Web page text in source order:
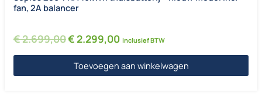
fan, 2A balancer
€2.699,00Oorspronkelijke prijs was: € 2.699,00.
€2.299,00Huidige prijs is: € 2.299,00.
inclusief BTW
Toevoegen aan winkelwagen